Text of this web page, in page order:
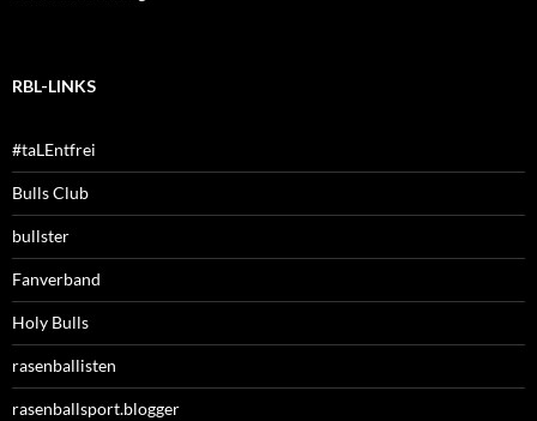
RBL-LINKS
#taLEntfrei
Bulls Club
bullster
Fanverband
Holy Bulls
rasenballisten
rasenballsport.blogger